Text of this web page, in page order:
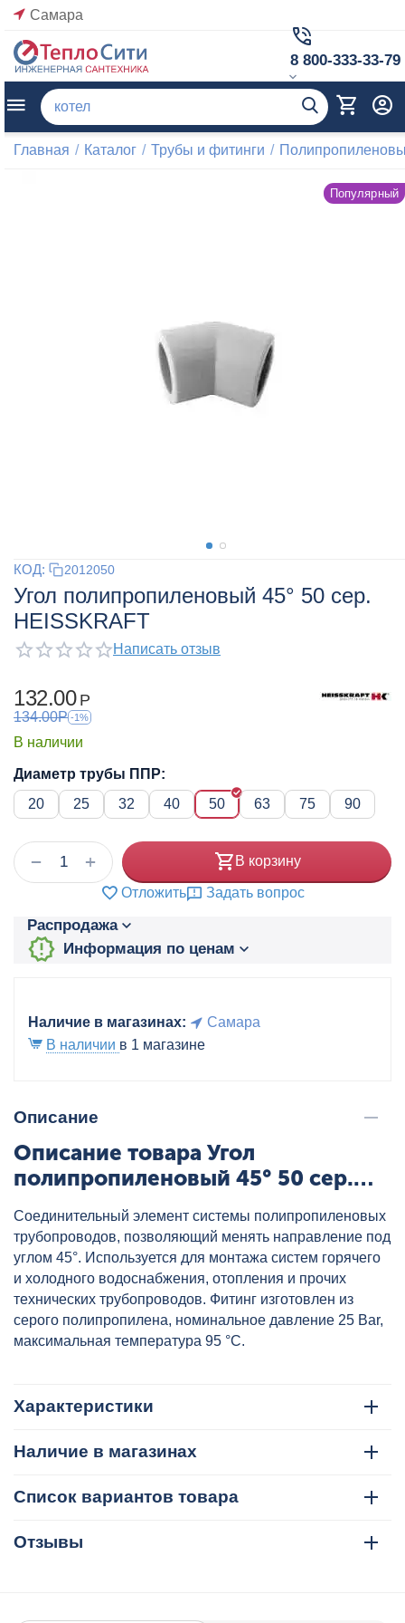
Самара
8 800-333-33-79
Главная / Каталог / Трубы и фитинги /
Популярный
КОД: 2012050
Угол полипропиленовый 45° 50 сер.
HEISSKRAFT
Написать отзыв
132.00 Р
134.00Р -1%
В наличии
Диаметр трубы ППР:
20
25 32 40 50 63 75 90
+
− В корзину
Отложить Задать вопрос
Распродажа
Информация по ценам
Наличие в магазинах:
Самара
В наличии в 1 магазине
Описание
Описание товара Угол
полипропиленовый 45° 50 сер.
HEISSKRAFT, артикул: 2012050
Соединительный элемент системы полипропиленовых
трубопроводов, позволяющий менять направление под
углом 45°. Используется для монтажа систем горячего
и холодного водоснабжения, отопления и прочих
технических трубопроводов. Фитинг изготовлен из
серого полипропилена, номинальное давление 25 Bar,
максимальная температура 95 °C.
Характеристики
Наличие в магазинах
Список вариантов товара
Отзывы